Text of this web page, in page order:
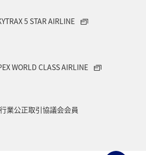
5 STAR AIRLINE
WORLD CLASS AIRLINE
業公正取引協議会会員